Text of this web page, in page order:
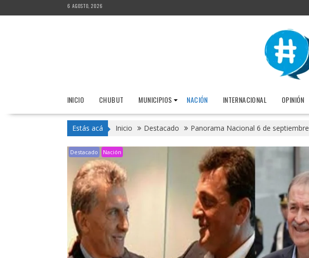
al
6 AGOSTO, 2026
INICIO CHUBUT MUNICIPIOS NACIÓN INTERNACIONAL OPINIÓN
Estás acá Inicio Destacado Panorama Nacional 6 de septiembre
Destacado Nación